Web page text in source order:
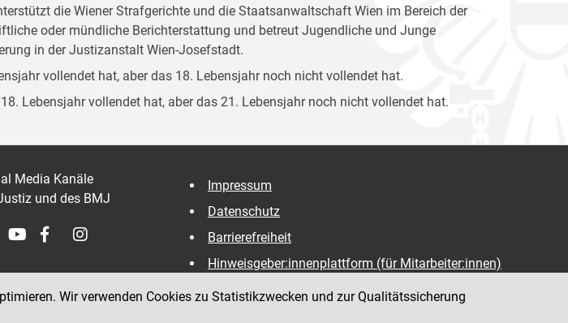
die Wiener Strafgerichte und die Staatsanwaltschaft Wien im Bereich der
oder mündliche Berichterstattung und betreut Jugendliche und Junge
in der Justizanstalt Wien-Josefstadt.
vollendet hat, aber das 18. Lebensjahr noch nicht vollendet hat.
Lebensjahr vollendet hat, aber das 21. Lebensjahr noch nicht vollendet hat.
Media Kanäle
und des BMJ
Impressum
Datenschutz
Barrierefreiheit
Hinweisgeber:innenplattform (für Mitarbeiter:innen)
Wir verwenden Cookies zu Statistikzwecken und zur Qualitätssicherung